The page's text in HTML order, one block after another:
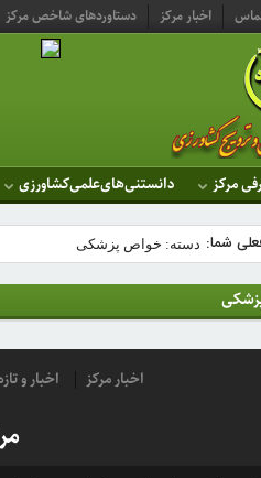
اخبار مرکز دستاوردهای شاخص مرکز
مرکز دانستنی‌های‌علمی‌کشاورزی
شما: دسته: خواص پزشکی
اخبار مرکز اخبار و